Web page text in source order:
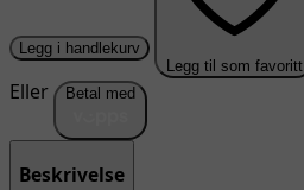
Legg i handlekurv
Legg til som favoritt
Eller Betal med
Beskrivelse